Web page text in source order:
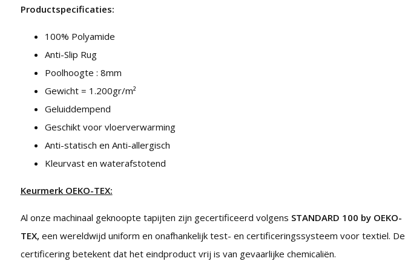
Productspecificaties:
100% Polyamide
Anti-Slip Rug
Poolhoogte : 8mm
Gewicht = 1.200gr/m²
Geluiddempend
Geschikt voor vloerverwarming
Anti-statisch en Anti-allergisch
Kleurvast en waterafstotend
Keurmerk OEKO-TEX:
Al onze machinaal geknoopte tapijten zijn gecertificeerd volgens STANDARD 100 by OEKO-
TEX, een wereldwijd uniform en onafhankelijk test- en certificeringssysteem voor textiel. De
certificering betekent dat het eindproduct vrij is van gevaarlijke chemicaliën.